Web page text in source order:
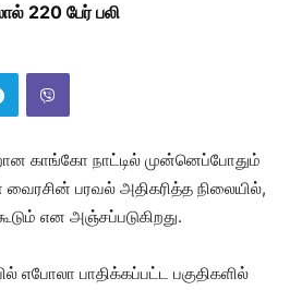
220 பேர் பலி
காங்கோ நாட்டில் முன்னெப்போதும்
பரவல் அதிகரித்த நிலையில்,
என அஞ்சப்படுகிறது.
எபோலா பாதிக்கப்பட்ட பகுதிகளில்